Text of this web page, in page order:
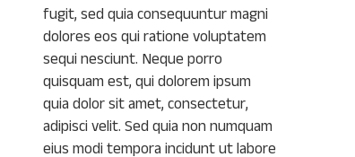
fugit, sed quia consequuntur magni
dolores eos qui ratione voluptatem
sequi nesciunt. Neque porro
quisquam est, qui dolorem ipsum
quia dolor sit amet, consectetur,
adipisci velit. Sed quia non numquam
eius modi tempora incidunt ut labore